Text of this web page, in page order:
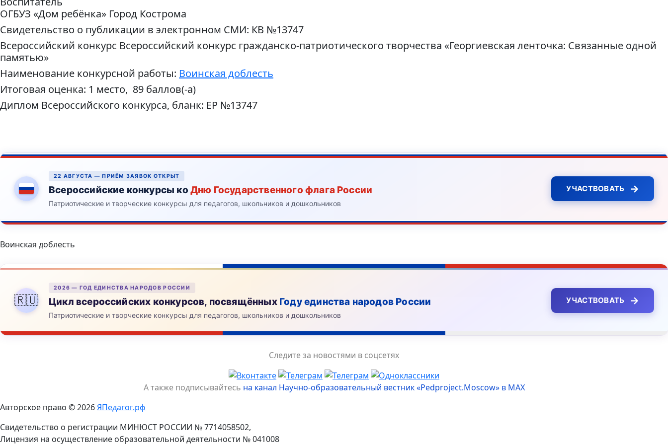
ОГБУЗ «Дом ребёнка» Город Кострома
Свидетельство о публикации в электронном СМИ: КВ №13747
Всероссийский конкурс Всероссийский конкурс гражданско-патриотического творчества «Георгиевская ленточка: Связанные одной
памятью»
Наименование конкурсной работы: Воинская доблесть
Итоговая оценка: 1 место, 89 баллов(-а)
Диплом Всероссийского конкурса, бланк: ЕР №13747
22 АВГУСТА — ПРИЁМ ЗАЯВОК ОТКРЫТ
Всероссийские конкурсы ко Дню Государственного флага России
Патриотические и творческие конкурсы для педагогов, школьников и дошкольников
УЧАСТВОВАТЬ →
Воинская доблесть
🇷🇺
2026 — ГОД ЕДИНСТВА НАРОДОВ РОССИИ
Цикл всероссийских конкурсов, посвящённых Году единства народов России
Патриотические и творческие конкурсы для педагогов, школьников и дошкольников
УЧАСТВОВАТЬ →
Следите за новостями в соцсетях
А также подписывайтесь на канал Научно-образовательный вестник «Pedproject.Moscow» в MAX
Авторское право © 2026ЯПедагог.рф
Свидетельство о регистрации МИНЮСТ РОССИИ № 7714058502,
Лицензия на осуществление образовательной деятельности № 041008